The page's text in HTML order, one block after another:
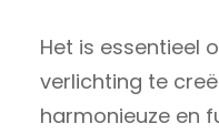
Het is essentieel
verlichting te
harmonieuze en